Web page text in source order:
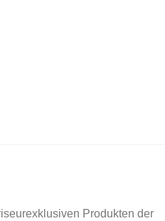
Produkten der